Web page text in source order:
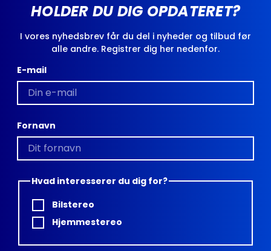
HOLDER DU DIG OPDATERET?
I vores nyhedsbrev får du del i nyheder og tilbud før
alle andre. Registrer dig her nedenfor.
E-mail
Fornavn
Hvad interesserer du dig for?
Bilstereo
Hjemmestereo